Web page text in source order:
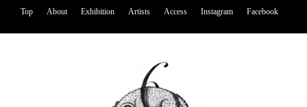
Top About Exhibition Artists Access Instagram Facebook